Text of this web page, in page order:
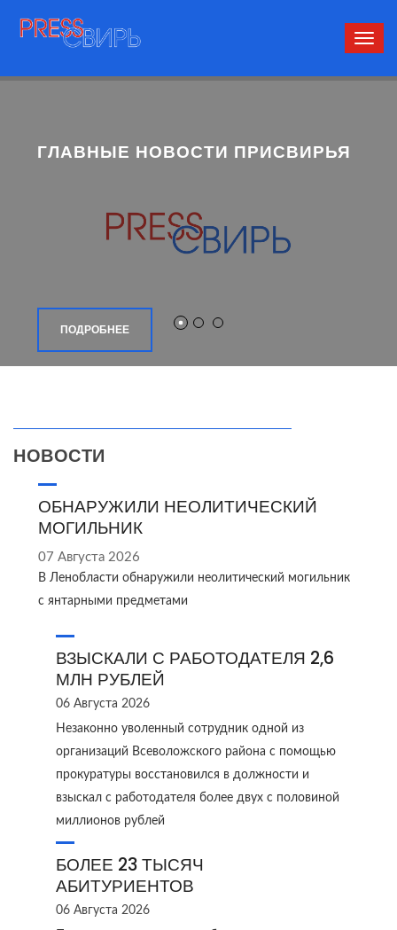
ПОДРОБНЕЕ
НОВОСТИ
ОБНАРУЖИЛИ НЕОЛИТИЧЕСКИЙ
МОГИЛЬНИК
07 Августа 2026
В Ленобласти обнаружили неолитический могильник
с янтарными предметами
ВЗЫСКАЛИ С РАБОТОДАТЕЛЯ 2,6
МЛН РУБЛЕЙ
06 Августа 2026
Незаконно уволенный сотрудник одной из
организаций Всеволожского района с помощью
прокуратуры восстановился в должности и
взыскал с работодателя более двух с половиной
миллионов рублей
БОЛЕЕ 23 ТЫСЯЧ
АБИТУРИЕНТОВ
06 Августа 2026